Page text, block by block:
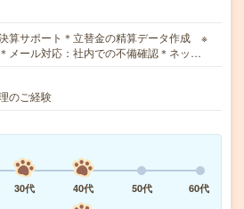
算サポート＊立替金の精算データ作成 ※
メール対応：社内での不備確認＊ネッ…
のご経験
30代 40代 50代
60代